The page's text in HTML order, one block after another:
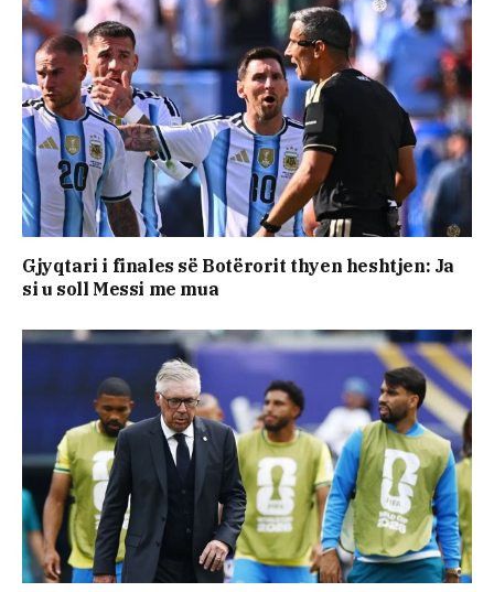
Gjyqtari i finales së Botërorit thyen heshtjen: Ja
si u soll Messi me mua